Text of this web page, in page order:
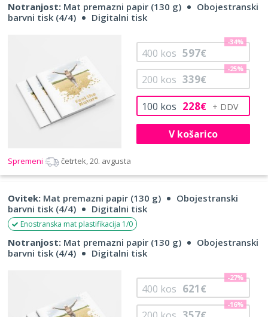
Notranjost: Mat premazni papir (130 g)
Obojestranski
barvni tisk (4/4)
Digitalni tisk
100 kos 228€
200 kos 339€
-25%
400 kos 597€
-34%
V košarico
Spremeni četrtek, 20. avgusta
Ovitek: Mat premazni papir (130 g)
Obojestranski
barvni tisk (4/4)
Digitalni tisk
Enostranska mat plastifikacija 1/0
Notranjost: Mat premazni papir (130 g)
Obojestranski
barvni tisk (4/4)
Digitalni tisk
-16%
400 kos 621€
-27%